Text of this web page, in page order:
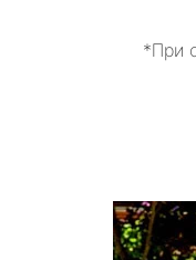
*При